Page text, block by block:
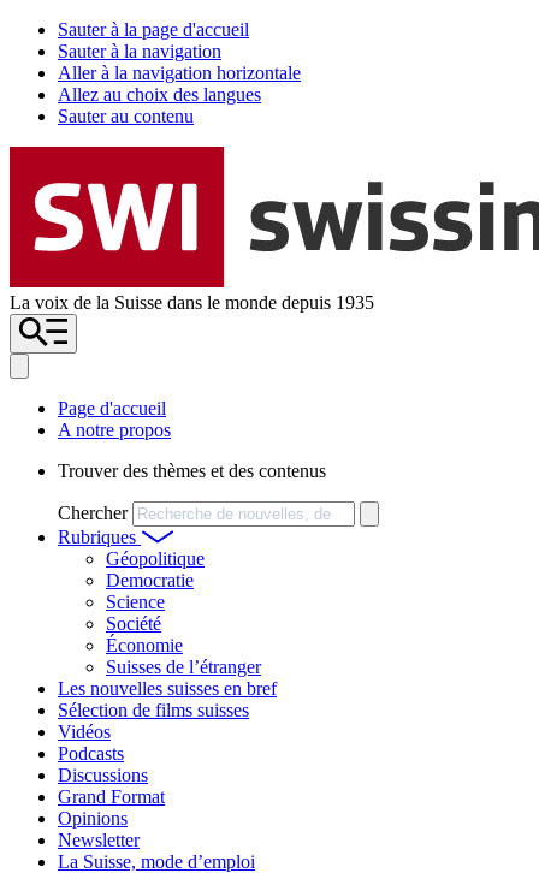
Sauter à la page d'accueil
Sauter à la navigation
Aller à la navigation horizontale
Allez au choix des langues
Sauter au contenu
La voix de la Suisse dans le monde depuis 1935
Page d'accueil
A notre propos
Trouver des thèmes et des contenus
Chercher
Rubriques
Géopolitique
Democratie
Science
Société
Économie
Suisses de l’étranger
Les nouvelles suisses en bref
Sélection de films suisses
Vidéos
Podcasts
Discussions
Grand Format
Opinions
Newsletter
La Suisse, mode d’emploi